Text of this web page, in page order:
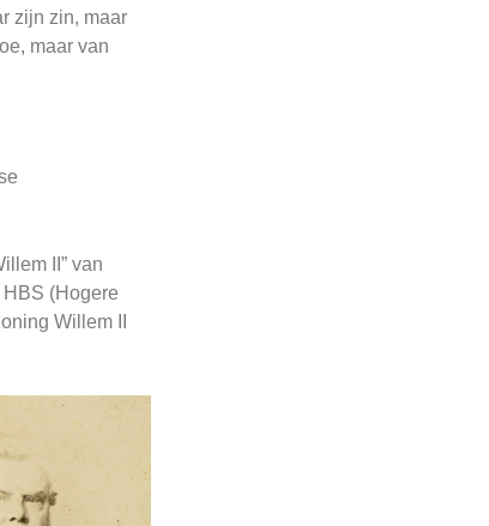
zijn zin, maar
maar van
II” van
(Hogere
Willem II